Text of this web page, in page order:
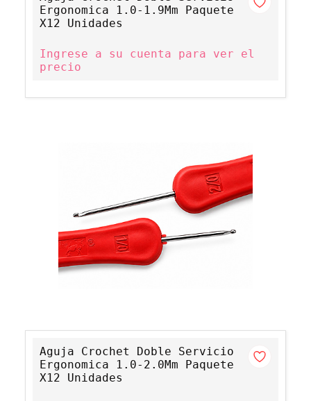
Ergonomica 1.0-1.9Mm Paquete
X12 Unidades
Ingrese a su cuenta para ver el
precio
Aguja Crochet Doble Servicio
Ergonomica 1.0-2.0Mm Paquete
X12 Unidades